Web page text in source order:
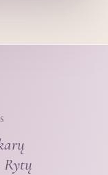
Rytų